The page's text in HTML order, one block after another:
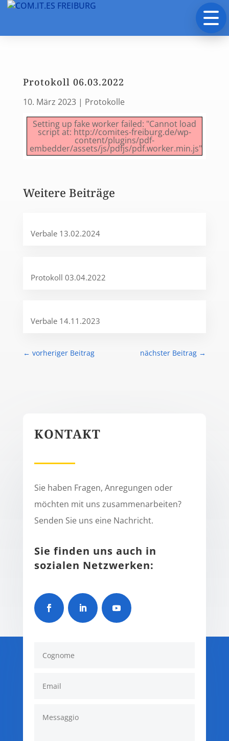
Protokoll 06.03.2022
10. März 2023| Protokolle
Setting up fake worker failed: "Cannot load
script at: http://comites-freiburg.de/wp-
content/plugins/pdf-
embedder/assets/js/pdfjs/pdf.worker.min.js".
Weitere Beiträge
Verbale 13.02.2024
Protokoll 03.04.2022
Verbale 14.11.2023
← vorheriger Beitrag nächster Beitrag →
KONTAKT
Sie haben Fragen, Anregungen oder
möchten mit uns zusammenarbeiten?
Senden Sie uns eine Nachricht.
Sie finden uns auch in
sozialen Netzwerken: